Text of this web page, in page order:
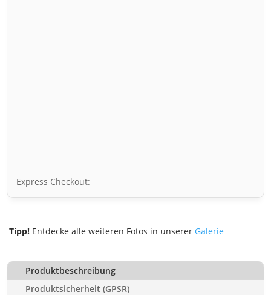
Express Checkout:
Tipp! Entdecke alle weiteren Fotos in unserer Galerie
Produktbeschreibung
Produktsicherheit (GPSR)